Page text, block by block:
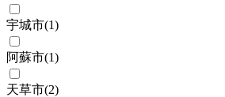
宇城市(1)
阿蘇市(1)
天草市(2)